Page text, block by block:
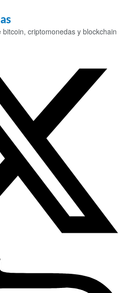
criptomonedas y blockchain